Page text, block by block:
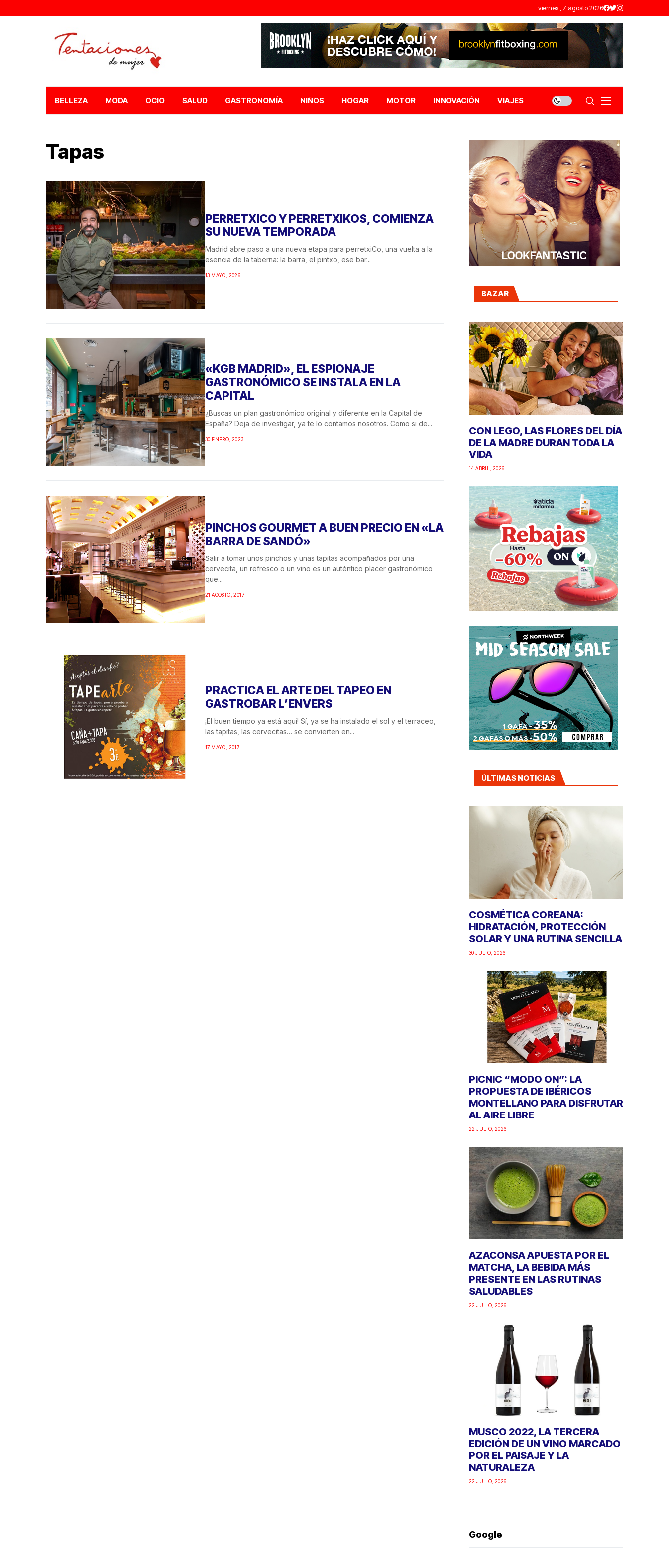
viernes , 7 agosto 2026
BELLEZA MODA OCIO SALUD GASTRONOMÍA NIÑOS HOGAR MOTOR INNOVACIÓN VIAJES
Tapas
PERRETXICO Y PERRETXIKOS, COMIENZA
SU NUEVA TEMPORADA
Madrid abre paso a una nueva etapa para perretxiCo, una vuelta a la
esencia de la taberna: la barra, el pintxo, ese bar...
13 MAYO, 2026
«KGB MADRID», EL ESPIONAJE
GASTRONÓMICO SE INSTALA EN LA
CAPITAL
¿Buscas un plan gastronómico original y diferente en la Capital de
España? Deja de investigar, ya te lo contamos nosotros. Como si de...
30 ENERO, 2023
PINCHOS GOURMET A BUEN PRECIO EN «LA
BARRA DE SANDÓ»
Salir a tomar unos pinchos y unas tapitas acompañados por una
cervecita, un refresco o un vino es un auténtico placer gastronómico
que...
21 AGOSTO, 2017
PRACTICA EL ARTE DEL TAPEO EN
GASTROBAR L’ENVERS
¡El buen tiempo ya está aquí! Sí, ya se ha instalado el sol y el terraceo,
las tapitas, las cervecitas… se convierten en...
17 MAYO, 2017
BAZAR
CON LEGO, LAS FLORES DEL DÍA
DE LA MADRE DURAN TODA LA
VIDA
14 ABRIL, 2026
ÚLTIMAS NOTICIAS
COSMÉTICA COREANA:
HIDRATACIÓN, PROTECCIÓN
SOLAR Y UNA RUTINA SENCILLA
30 JULIO, 2026
PICNIC “MODO ON”: LA
PROPUESTA DE IBÉRICOS
MONTELLANO PARA DISFRUTAR
AL AIRE LIBRE
22 JULIO, 2026
AZACONSA APUESTA POR EL
MATCHA, LA BEBIDA MÁS
PRESENTE EN LAS RUTINAS
SALUDABLES
22 JULIO, 2026
MUSCO 2022, LA TERCERA
EDICIÓN DE UN VINO MARCADO
POR EL PAISAJE Y LA
NATURALEZA
22 JULIO, 2026
Google